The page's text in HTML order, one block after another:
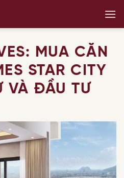
MUA CĂN
STAR CITY
VÀ ĐẦU TƯ